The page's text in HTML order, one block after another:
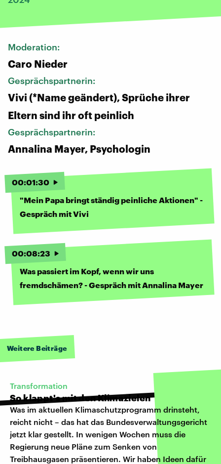
Moderation:
Caro Nieder
Gesprächspartnerin:
Vivi (*Name geändert), Sprüche ihrer
Eltern sind ihr oft peinlich
Gesprächspartnerin:
Annalina Mayer, Psychologin
00:01:30
"Mein Papa bringt ständig peinliche Aktionen" -
Gespräch mit Vivi
00:08:23
Was passiert im Kopf, wenn wir uns
fremdschämen? - Gespräch mit Annalina Mayer
Weitere Beiträge
Transformation
So klappt's mit den Klimazielen
Was im aktuellen Klimaschutzprogramm drinsteht,
reicht nicht – das hat das Bundesverwaltungsgericht
jetzt klar gestellt. In wenigen Wochen muss die
Regierung neue Pläne zum Senken von
Treibhausgasen präsentieren. Wir haben Ideen dafür